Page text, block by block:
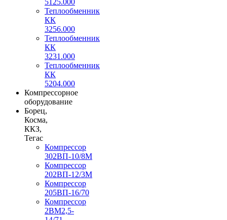
Теплообменник
КК
3256.000
Теплообменник
КК
3231.000
Теплообменник
КК
5204.000
Компрессорное
оборудование
Борец,
Косма,
ККЗ,
Тегас
Компрессор
302ВП-10/8М
Компрессор
202ВП-12/3М
Компрессор
205ВП-16/70
Компрессор
2ВМ2,5-